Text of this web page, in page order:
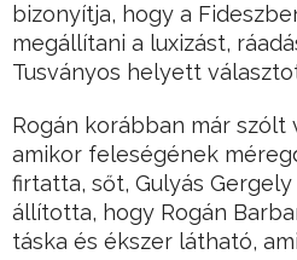
bizonyítja, hogy a
megállítani a luxizást,
Tusványos helyett
Rogán korábban már szólt
amikor feleségének
firtatta, sőt, Gulyás
állította, hogy Rogán
táska és ékszer látható,